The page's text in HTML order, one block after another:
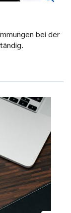
bei der